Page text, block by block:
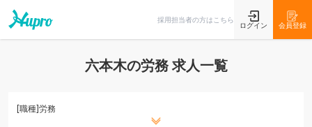
採用担当者の方はこちら
ログイン 会員登録
六本木の労務 求人一覧
[職種]労務